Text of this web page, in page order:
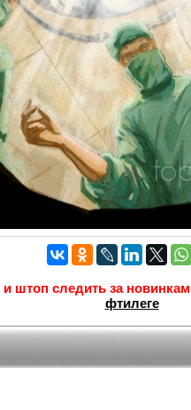
штоп следить за
фтилеге